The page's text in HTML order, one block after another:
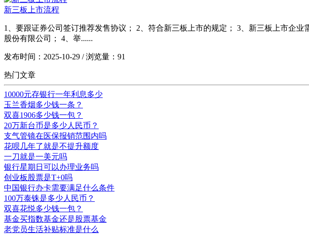
新三板上市流程
1、要跟证券公司签订推荐发售协议； 2、符合新三板上市的规定； 3、新三板上市企
股份有限公司； 4、举......
发布时间：2025-10-29 / 浏览量：91
热门文章
10000元存银行一年利息多少
玉兰香烟多少钱一条？
双喜1906多少钱一包？
20万新台币是多少人民币？
支气管镜在医保报销范围内吗
花呗几年了就是不提升额度
一刀就是一美元吗
银行星期日可以办理业务吗
创业板股票是T+0吗
中国银行办卡需要满足什么条件
100万泰铢是多少人民币？
双喜花悦多少钱一包？
基金买指数基金还是股票基金
老党员生活补贴标准是什么